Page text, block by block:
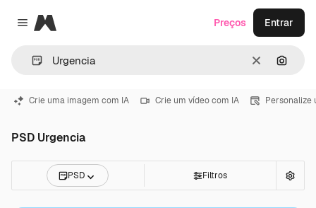
Close menu
Magnific
Limpar
Preços Entrar
Crie uma imagem com IA Crie um vídeo com IA Personalize
PSD Urgencia
PSD Filtros